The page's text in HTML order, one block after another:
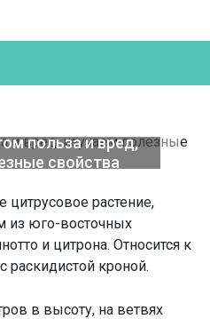
польза и вред,
свойства
цитрусовое растение,
из юго-восточных
и цитрона. Относится к
кроной.
в высоту, на ветвях